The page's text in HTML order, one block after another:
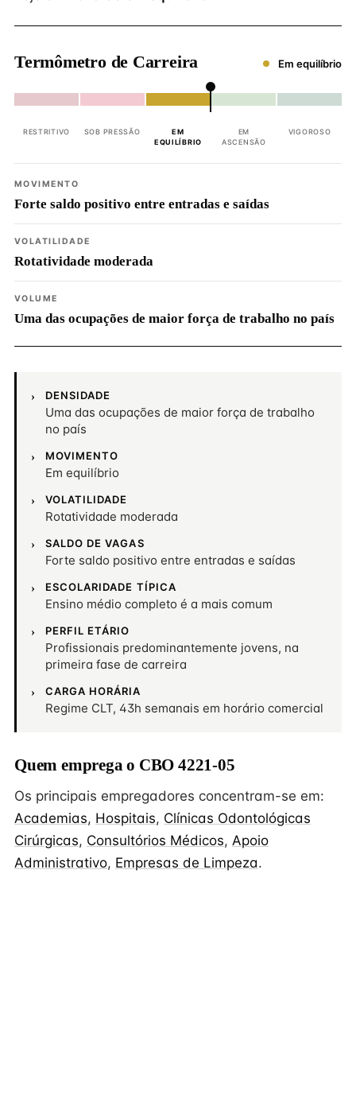
Termômetro de Carreira Em equilíbrio
RESTRITIVO SOB PRESSÃO
EM
EQUILÍBRIO
EM
ASCENSÃO
VIGOROSO
MOVIMENTO
Forte saldo positivo entre entradas e saídas
VOLATILIDADE
Rotatividade moderada
VOLUME
Uma das ocupações de maior força de trabalho no país
DENSIDADE
Uma das ocupações de maior força de trabalho
no país
MOVIMENTO
Em equilíbrio
VOLATILIDADE
Rotatividade moderada
SALDO DE VAGAS
Forte saldo positivo entre entradas e saídas
ESCOLARIDADE TÍPICA
Ensino médio completo é a mais comum
PERFIL ETÁRIO
Profissionais predominantemente jovens, na
primeira fase de carreira
CARGA HORÁRIA
Regime CLT, 43h semanais em horário comercial
Quem emprega o CBO 4221-05
Os principais empregadores concentram-se em:
Academias, Hospitais, Clínicas Odontológicas
Cirúrgicas, Consultórios Médicos, Apoio
Administrativo, Empresas de Limpeza.